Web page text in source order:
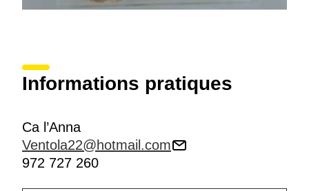
Informations pratiques
Ca l’Anna
Ventola22@hotmail.com
972 727 260